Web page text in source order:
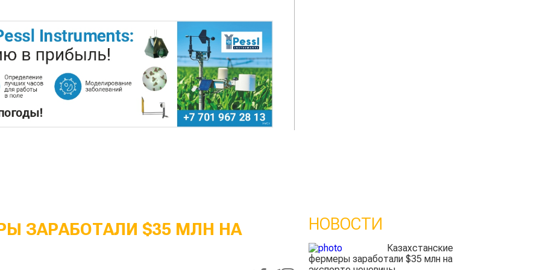
ЗАРАБОТАЛИ $35 МЛН НА НОВОСТИ
Казахстанские
фермеры заработали $35 млн на